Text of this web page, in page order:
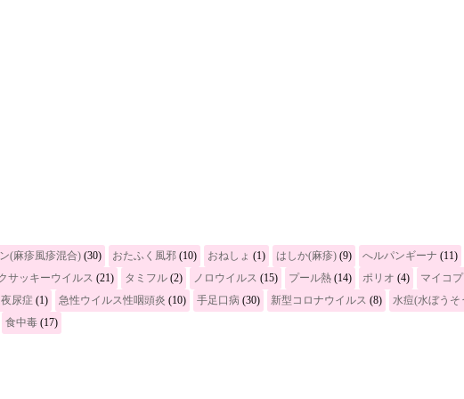
(麻疹風疹混合) (30) おたふく風邪 (10) おねしょ (1) はしか(麻疹) (9) へルパンギーナ (11)
サッキーウイルス (21) タミフル (2) ノロウイルス (15) プール熱 (14) ポリオ (4) マイコ
夜尿症 (1) 急性ウイルス性咽頭炎 (10) 手足口病 (30) 新型コロナウイルス (8) 水痘(水ぼうそ
食中毒 (17)